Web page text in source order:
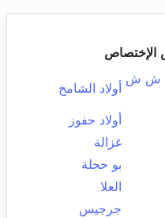
شركة CHAMEKH OLIVE BIO ش ش
أولاد الشامخ
أولاد حفوز
غزالة
بو حجلة
العلا
جرجيس